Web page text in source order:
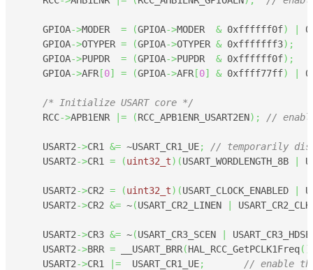
    GPIOA
->MODER = (GPIOA->MODER & 0xffffff0f) |
    GPIOA
->OTYPER = (GPIOA->OTYPER & 0xfffffff3) ;
    GPIOA
->PUPDR = (GPIOA->PUPDR & 0xffffff0f) ;
    GPIOA
->AFR[0] = (GPIOA->AFR[0] & 0xffff77ff) |
/* Initialize USART core */
    RCC
->APB1ENR |= (RCC_APB1ENR_USART2EN) ; //
    USART2
->CR1 &= ~USART_CR1_UE;
// temporarily
    USART2
->CR1 = (uint32_t) (USART_WORDLENGTH_8B |
    USART2
->CR2 = (uint32_t) (USART_CLOCK_ENABLED |
    USART2
->CR2 &= ~(USART_CR2_LINEN |
    USART2
->CR3 &= ~(USART_CR3_SCEN |
    USART2
->BRR = __USART_BRR(HAL_RCC_GetPCLK1Freq( )
    USART2
->CR1 |=
  USART_CR1_UE
;
// enable